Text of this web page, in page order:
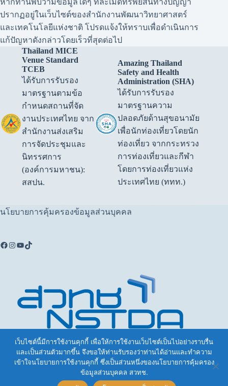
ปรากฏอยู่ในเว็บไซต์ของสำนักงานพัฒนาวิทยาศาสตร์
และเทคโนโลยีแห่งชาติ โปรดแจ้งให้ทราบเพื่อดำเนินการ
แก้ปัญหาดังกล่าวโดยเร็วที่สุดต่อไป
Thailand MICE
Venue Standard
TCEB
ได้รับการรับรอง
มาตรฐานตามข้อ
กำหนดสถานที่จัด
งานประเทศไทย จาก
สำนักงานส่งเสริม
การจัดประชุมและ
นิทรรศการ
(องค์การมหาชน):
สสปน.
Amazing Thailand
Safety and Health
Administration (SHA)
ได้รับการรับรอง
มาตรฐานความ
ปลอดภัยด้านสุขอนามัย
เพื่อนักท่องเที่ยวโดยนัก
ท่องเที่ยว จากกระทรวง
การท่องเที่ยวและกีฬา
โดยการท่องเที่ยวแห่ง
ประเทศไทย (ททท.)
นโยบายการคุ้มครองข้อมูลส่วนบุคคล
บ้านวิทยาศาสตร์สิรินธร Sirindhorn Science Home (SSH)
132 อุทยานวิทยาศาสตร์ประเทศไทย ถ.พหลโยธิน ต.คลอง
หนึ่ง อ.คลองหลวง จ.ปทุมธานี 12120
เว็บไซต์นี้มีการใช้งานคุกกี้ เพื่อให้การใช้งานเว็บไซต์เป็นไปอย่างราบรื่น
และเป็นส่วนตัวมากขึ้น จึงขอให้ท่านรับรองว่าท่านได้อ่านและทำความ
เข้าใจนโยบายการใช้งานคุกกี้ ซึ่งเป็นส่วนหนึ่งของนโยบายการคุ้มครอง
ข้อมูลส่วนบุคคล สวทช.